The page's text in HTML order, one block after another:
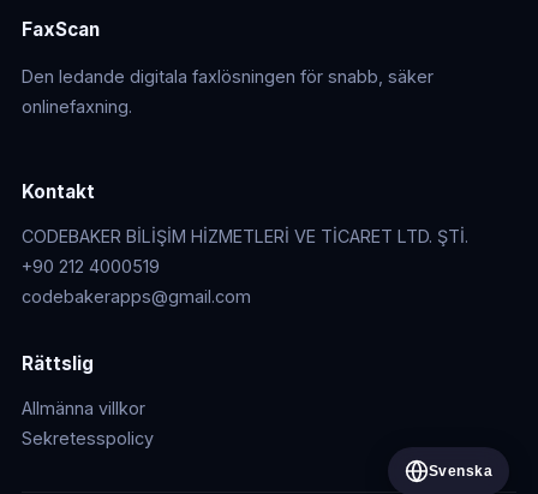
FaxScan
Den ledande digitala faxlösningen för snabb, säker
onlinefaxning.
Kontakt
CODEBAKER BİLİŞİM HİZMETLERİ VE TİCARET LTD. ŞTİ.
+90 212 4000519
codebakerapps@gmail.com
Rättslig
Allmänna villkor
Sekretesspolicy
Svenska